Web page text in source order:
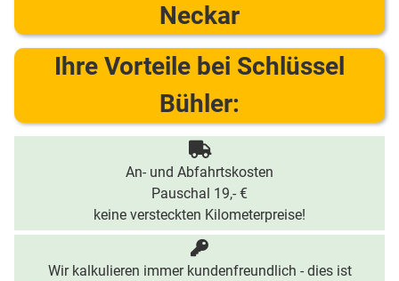
Neckar
Ihre Vorteile bei Schlüssel
Bühler:
An- und Abfahrtskosten
Pauschal 19,- €
keine versteckten Kilometerpreise!
Wir kalkulieren immer kundenfreundlich - dies ist